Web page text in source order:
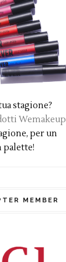
stagione?
Wemakeup
per un
palette!
MEMBER